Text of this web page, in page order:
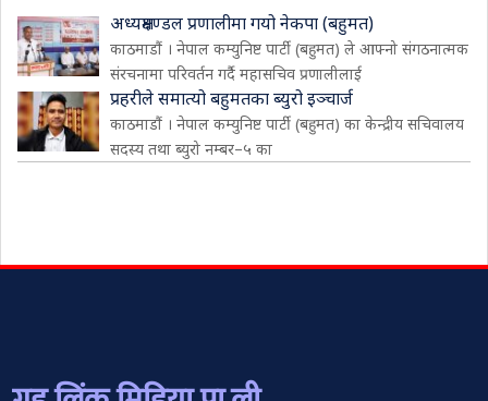
अध्यक्षमण्डल प्रणालीमा गयो नेकपा (बहुमत)
काठमाडौं । नेपाल कम्युनिष्ट पार्टी (बहुमत) ले आफ्नो संगठनात्मक
संरचनामा परिवर्तन गर्दै महासचिव प्रणालीलाई
प्रहरीले समात्यो बहुमतका ब्युरो इञ्चार्ज
काठमाडौं । नेपाल कम्युनिष्ट पार्टी (बहुमत) का केन्द्रीय सचिवालय
सदस्य तथा ब्युरो नम्बर–५ का